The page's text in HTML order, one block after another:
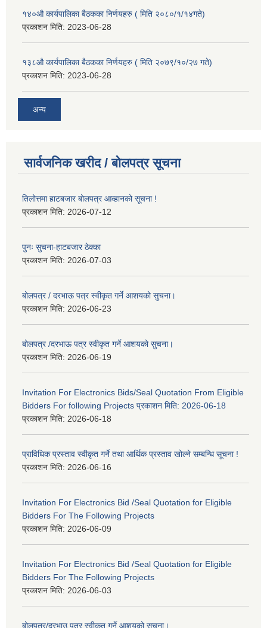
१४०औ कार्यपालिका बैठकका निर्णयहरु ( मिति २०८०/१/१४गते)
प्रकाशन मिति: 2023-06-28
१३८औ कार्यपालिका बैठकका निर्णयहरु ( मिति २०७९/१०/२७ गते)
प्रकाशन मिति: 2023-06-28
अन्य
सार्वजनिक खरीद / बोलपत्र सूचना
तिलोत्तमा हाटबजार बोलपत्र आव्हानको सूचना !
प्रकाशन मिति: 2026-07-12
पुनः सुचना-हाटबजार ठेक्का
प्रकाशन मिति: 2026-07-03
बोलपत्र / दरभाऊ पत्र स्वीकृत गर्ने आशयको सुचना।
प्रकाशन मिति: 2026-06-23
बोलपत्र /दरभाऊ पत्र स्वीकृत गर्ने आशयको सुचना।
प्रकाशन मिति: 2026-06-19
Invitation For Electronics Bids/Seal Quotation From Eligible
Bidders For following Projects प्रकाशन मिति: 2026-06-18
प्रकाशन मिति: 2026-06-18
प्राविधिक प्रस्ताव स्वीकृत गर्ने तथा आर्थिक प्रस्ताव खोल्ने सम्बन्धि सूचना !
प्रकाशन मिति: 2026-06-16
Invitation For Electronics Bid /Seal Quotation for Eligible
Bidders For The Following Projects
प्रकाशन मिति: 2026-06-09
Invitation For Electronics Bid /Seal Quotation for Eligible
Bidders For The Following Projects
प्रकाशन मिति: 2026-06-03
बोलपत्र/दरभाउ पत्र स्वीकृत गर्ने आशयको सूचना।